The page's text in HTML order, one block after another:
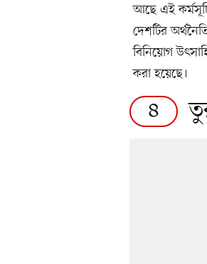
আছে এই
দেশটির
বিনিয়োগ
করা হয়েছে।
৪